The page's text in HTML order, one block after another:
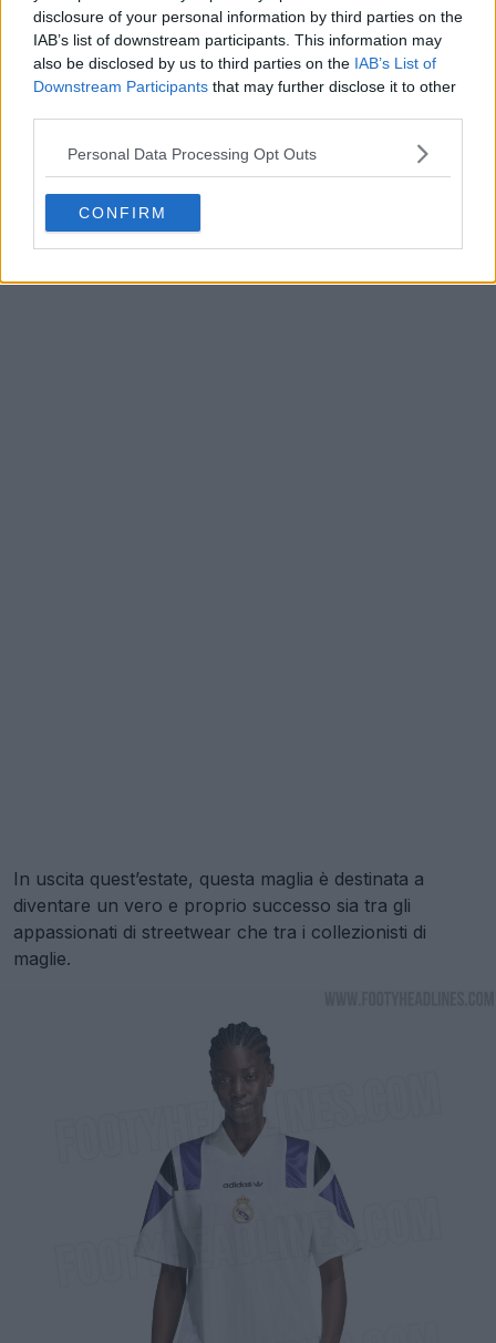
disclosure of your personal information by third parties on the
IAB’s list of downstream participants. This information may
also be disclosed by us to third parties on the IAB’s List of
Downstream Participants that may further disclose it to other
Personal Data Processing Opt Outs
CONFIRM
In uscita quest’estate, questa maglia è destinata a
diventare un vero e proprio successo sia tra gli
appassionati di streetwear che tra i collezionisti di
maglie.